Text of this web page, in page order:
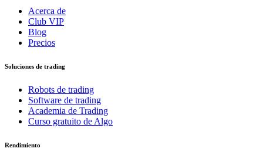
Acerca de
Club VIP
Blog
Precios
Soluciones de trading
Robots de trading
Software de trading
Academia de Trading
Curso gratuito de Algo
Rendimiento